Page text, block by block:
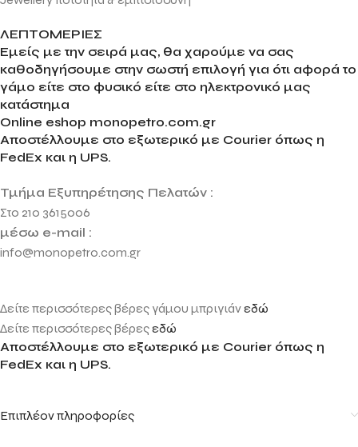
ΛΕΠΤΟΜΕΡΙΕΣ
Εμείς με την σειρά μας, θα χαρούμε να σας
καθοδηγήσουμε στην σωστή επιλογή για ότι αφορά το
γάμο είτε στο φυσικό είτε στο ηλεκτρονικό μας
κατάστημα
Online eshop monopetro.com.gr
Αποστέλλουμε στο εξωτερικό με Courier όπως η
FedEx και η UPS.
Τμήμα Εξυπηρέτησης Πελατών :
Στο 210 3615006
μέσω e-mail :
info@monopetro.com.gr
Δείτε περισσότερες βέρες γάμου μπριγιάνεδώ
Δείτε περισσότερες βέρεςεδώ
Αποστέλλουμε στο εξωτερικό με Courier όπως η
FedEx και η UPS.
Επιπλέον πληροφορίες